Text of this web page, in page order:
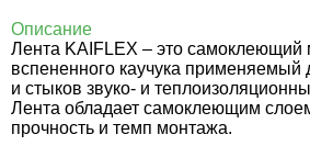
Описание
Лента KAIFLEX – это самоклеющий
вспененного каучука применяемый
и стыков звуко- и
Лента обладает самоклеющим
прочность и темп монтажа.